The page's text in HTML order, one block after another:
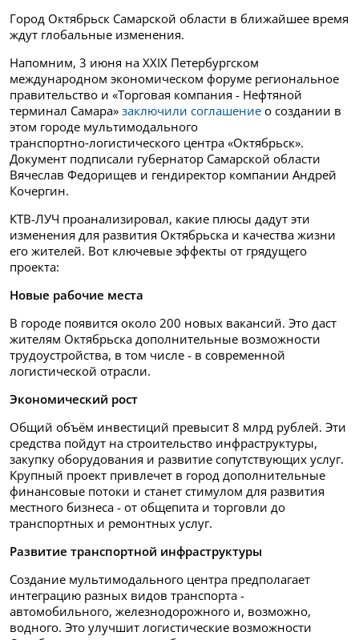
Город Октябрьск Самарской области в ближайшее время
ждут глобальные изменения.
Напомним, 3 июня на XXIX Петербургском
международном экономическом форуме региональное
правительство и «Торговая компания - Нефтяной
терминал Самара» заключили соглашение о создании в
этом городе мультимодального
транспортно‑логистического центра «Октябрьск».
Документ подписали губернатор Самарской области
Вячеслав Федорищев и гендиректор компании Андрей
Кочергин.
КТВ-ЛУЧ проанализировал, какие плюсы дадут эти
изменения для развития Октябрьска и качества жизни
его жителей. Вот ключевые эффекты от грядущего
проекта:
Новые рабочие места
В городе появится около 200 новых вакансий. Это даст
жителям Октябрьска дополнительные возможности
трудоустройства, в том числе - в современной
логистической отрасли.
Экономический рост
Общий объём инвестиций превысит 8 млрд рублей. Эти
средства пойдут на строительство инфраструктуры,
закупку оборудования и развитие сопутствующих услуг.
Крупный проект привлечет в город дополнительные
финансовые потоки и станет стимулом для развития
местного бизнеса - от общепита и торговли до
транспортных и ремонтных услуг.
Развитие транспортной инфраструктуры
Создание мультимодального центра предполагает
интеграцию разных видов транспорта -
автомобильного, железнодорожного и, возможно,
водного. Это улучшит логистические возможности